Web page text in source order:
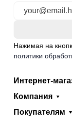
Нажимая на
политики
Интернет-
Компания
Покупателям